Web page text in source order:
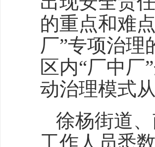
的重点和难
厂”专项治理
区内“厂中厂
动治理模式
徐杨街道
工作人员悉